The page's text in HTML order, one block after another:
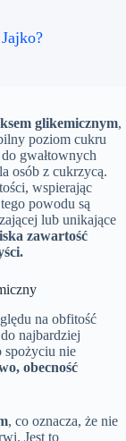
glikemicznym,
poziom cukru
gwałtownych
osób z cukrzycą.
wspierając
powodu są
lub unikające
zawartość
na obfitość
najbardziej
spożyciu nie
obecność
, co oznacza, że nie
Jest to